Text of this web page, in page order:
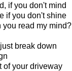
if you don't mind
if you don't shine
you read my mind?
break down
of your driveway